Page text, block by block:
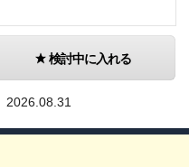
検討中に入れる
2026.08.31